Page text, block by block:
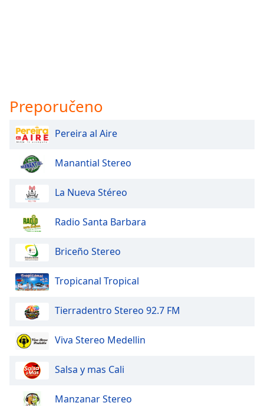
Preporučeno
Pereira al Aire
Manantial Stereo
La Nueva Stéreo
Radio Santa Barbara
Briceño Stereo
Tropicanal Tropical
Tierradentro Stereo 92.7 FM
Viva Stereo Medellin
Salsa y mas Cali
Manzanar Stereo